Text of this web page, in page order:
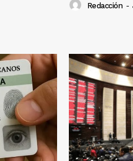
Redacción -